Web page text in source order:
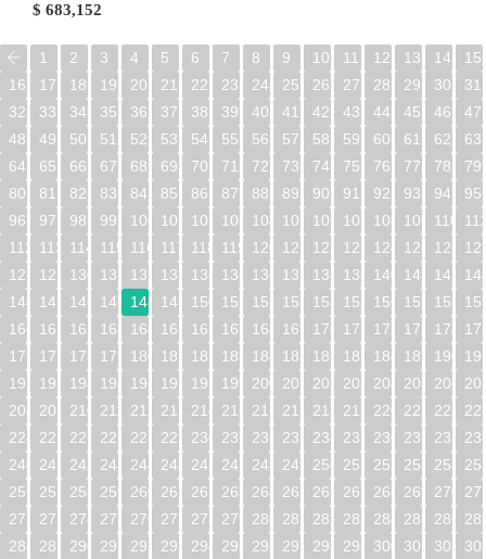
$ 683,152
1 2 3 4 5 6 7 8 9 10 11 12 13 14
15
16
17 18 19 20 21 22 23 24 25 26 27 28 29 30
31
32
33 34 35 36 37 38 39 40 41 42 43 44 45 46
47
48
49 50 51 52 53 54 55 56 57 58 59 60 61 62
63
64
65 66 67 68 69 70 71 72 73 74 75 76 77 78
79
80
81 82 83 84 85 86 87 88 89 90 91 92 93 94
95
96
97 98 99 100 101 102 103 104 105 106 107 108 109 110
112
113 114 115 116 117 118 119 120 121 122 123 124 125 126
128
129 130 131 132 133 134 135 136 137 138 139 140 141 142
144
145 146 147 148 149 150 151 152 153 154 155 156 157 158
160
161 162 163 164 165 166 167 168 169 170 171 172 173 174
176
177 178 179 180 181 182 183 184 185 186 187 188 189 190
192
193 194 195 196 197 198 199 200 201 202 203 204 205 206
208
209 210 211 212 213 214 215 216 217 218 219 220 221 222
224
225 226 227 228 229 230 231 232 233 234 235 236 237 238
240
241 242 243 244 245 246 247 248 249 250 251 252 253 254
256
257 258 259 260 261 262 263 264 265 266 267 268 269 270
272
273 274 275 276 277 278 279 280 281 282 283 284 285 286
288
289 290 291 292 293 294 295 296 297 298 299 300 301 302